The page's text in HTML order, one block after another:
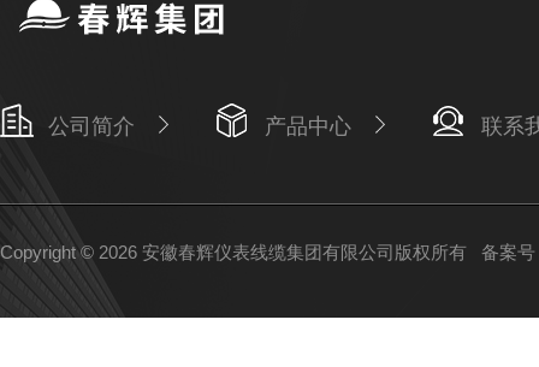
公司简介 产品中心 联系
Copyright © 2026 安徽春辉仪表线缆集团有限公司版权所有 备案号